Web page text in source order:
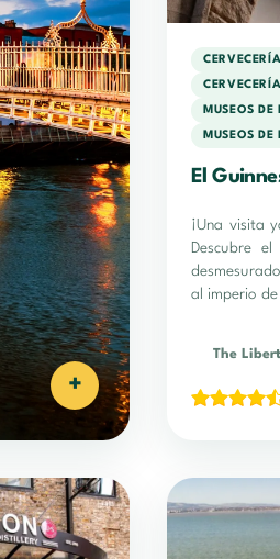
+
MUSEOS
MUSEOS
El
¡Una visita
Descubre el
al imperio
The